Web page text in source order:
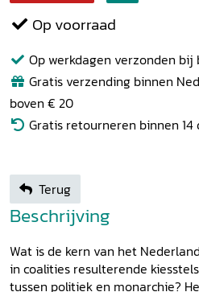
Op voorraad
Op werkdagen verzonden bij
Gratis verzending binnen
boven € 20
Gratis retourneren binnen 14
Terug
Beschrijving
Wat is de kern van het
in coalities resulterende
tussen politiek en monarchie?